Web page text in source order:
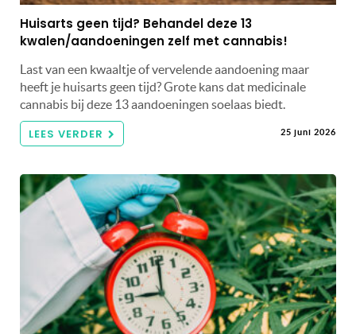
Huisarts geen tijd? Behandel deze 13
kwalen/aandoeningen zelf met cannabis!
Last van een kwaaltje of vervelende aandoening maar
heeft je huisarts geen tijd? Grote kans dat medicinale
cannabis bij deze 13 aandoeningen soelaas biedt.
LEES VERDER 25 juni 2026